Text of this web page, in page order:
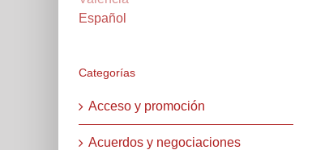
Español
Categorías
Acceso y promoción
Acuerdos y negociaciones